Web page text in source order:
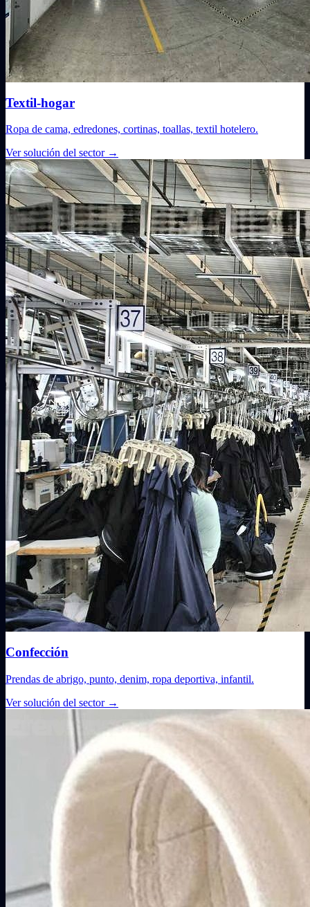
Textil-hogar
Ropa de cama, edredones, cortinas, toallas, textil hotelero.
Ver solución del sector →
Confección
Prendas de abrigo, punto, denim, ropa deportiva, infantil.
Ver solución del sector →